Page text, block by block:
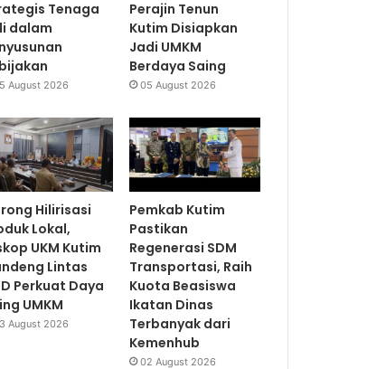
Tenaga
dalam
August 2026
Perajin Tenun
Kutim Disiapkan
Jadi UMKM
Berdaya Saing
05 August 2026
Hilirisasi
Lokal,
UKM Kutim
Lintas
Perkuat Daya
UMKM
August 2026
Pemkab Kutim
Pastikan
Regenerasi SDM
Transportasi, Raih
Kuota Beasiswa
Ikatan Dinas
Terbanyak dari
Kemenhub
02 August 2026